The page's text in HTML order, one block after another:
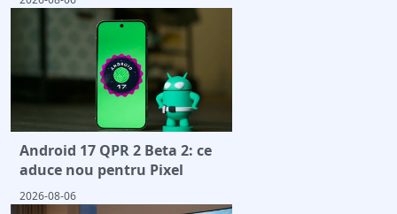
Android 17 QPR 2 Beta 2: ce
aduce nou pentru Pixel
2026-08-06